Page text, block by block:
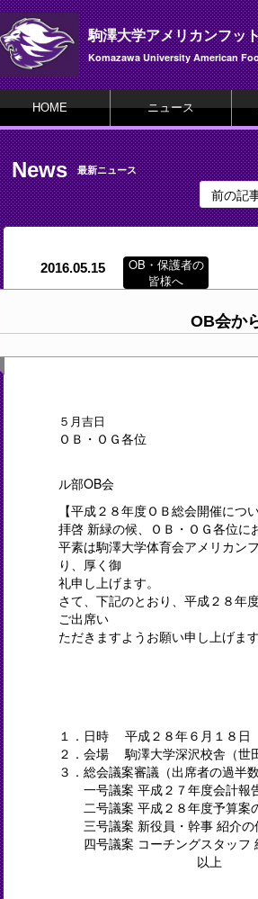
駒澤大学アメリカンフッ
Komazawa University American
HOME ニュース
News 最新ニュース
前の記
2016.05.15
OB・保護者の
皆様へ
OB会か
５月吉日
ＯＢ・ＯＧ各位
駒澤大学体
ル部OB会
【平成２８年度ＯＢ総会開催につい
拝啓 新緑の候、ＯＢ・ＯＧ各位に
平素は駒澤大学体育会アメリカン
り、厚く御
礼申し上げます。
さて、下記のとおり、平成２８年
ご出席い
ただきますようお願い申し上げます
敬
１．日時 平成２８年６月１８日
２．会場 駒澤大学深沢校舎（世
３．総会議案審議（出席者の過半
一号議案 平成２７年度会計報
二号議案 平成２８年度予算案
三号議案 新役員・幹事 紹介の
四号議案 コー
以上